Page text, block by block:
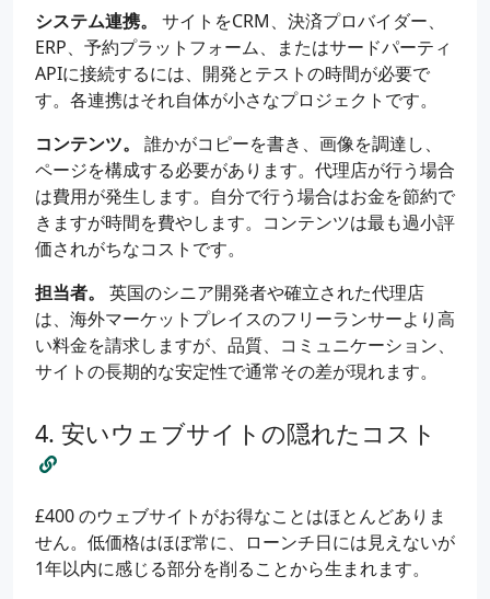
システム連携。
サイトをCRM、決済プロバイダー、
ERP、予約プラットフォーム、またはサードパーティ
APIに接続するには、開発とテストの時間が必要で
す。各連携はそれ自体が小さなプロジェクトです。
コンテンツ。
誰かがコピーを書き、画像を調達し、
ページを構成する必要があります。代理店が行う場合
は費用が発生します。自分で行う場合はお金を節約で
きますが時間を費やします。コンテンツは最も過小評
価されがちなコストです。
担当者。
英国のシニア開発者や確立された代理店
は、海外マーケットプレイスのフリーランサーより高
い料金を請求しますが、品質、コミュニケーション、
サイトの長期的な安定性で通常その差が現れます。
安いウェブサイトの隠れたコスト
£400 のウェブサイトがお得なことはほとんどありま
せん。低価格はほぼ常に、ローンチ日には見えないが
1年以内に感じる部分を削ることから生まれます。